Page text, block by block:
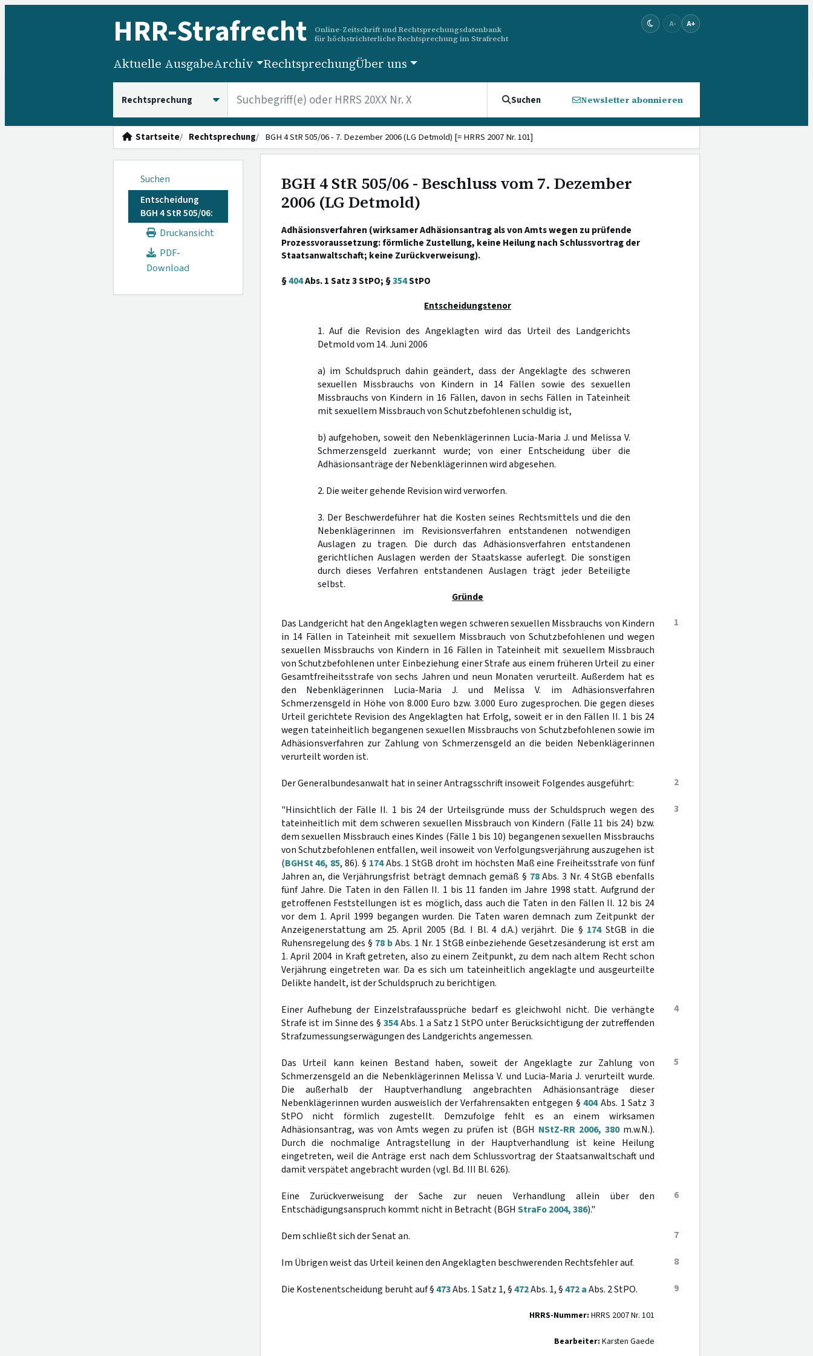
HRR-Strafrecht
Online-Zeitschrift und Rechtsprechungsdatenbank
für höchstrichterliche Rechtsprechung im Strafrecht
A- A+
Aktuelle AusgabeArchiv RechtsprechungÜber uns
Suchen Newsletter abonnieren
Startseite Rechtsprechung BGH 4 StR 505/06 - 7. Dezember 2006 (LG Detmold) [= HRRS 2007 Nr. 101]
Suchen
Entscheidung
BGH 4 StR 505/06:
Druckansicht
PDF-
Download
BGH 4 StR 505/06 - Beschluss vom 7. Dezember
2006 (LG Detmold)
Adhäsionsverfahren (wirksamer Adhäsionsantrag als von Amts wegen zu prüfende
Prozessvoraussetzung: förmliche Zustellung, keine Heilung nach Schlussvortrag der
Staatsanwaltschaft; keine Zurückverweisung).
§404Abs. 1 Satz 3 StPO; §354StPO
Entscheidungstenor
1. Auf die Revision des Angeklagten wird das Urteil des Landgerichts
Detmold vom 14. Juni 2006
a) im Schuldspruch dahin geändert, dass der Angeklagte des schweren
sexuellen Missbrauchs von Kindern in 14 Fällen sowie des sexuellen
Missbrauchs von Kindern in 16 Fällen, davon in sechs Fällen in Tateinheit
mit sexuellem Missbrauch von Schutzbefohlenen schuldig ist,
b) aufgehoben, soweit den Nebenklägerinnen Lucia-Maria J. und Melissa V.
Schmerzensgeld zuerkannt wurde; von einer Entscheidung über die
Adhäsionsanträge der Nebenklägerinnen wird abgesehen.
2. Die weiter gehende Revision wird verworfen.
3. Der Beschwerdeführer hat die Kosten seines Rechtsmittels und die den
Nebenklägerinnen im Revisionsverfahren entstandenen notwendigen
Auslagen zu tragen. Die durch das Adhäsionsverfahren entstandenen
gerichtlichen Auslagen werden der Staatskasse auferlegt. Die sonstigen
durch dieses Verfahren entstandenen Auslagen trägt jeder Beteiligte
selbst.
Gründe
1
Das Landgericht hat den Angeklagten wegen schweren sexuellen Missbrauchs von Kindern
in 14 Fällen in Tateinheit mit sexuellem Missbrauch von Schutzbefohlenen und wegen
sexuellen Missbrauchs von Kindern in 16 Fällen in Tateinheit mit sexuellem Missbrauch
von Schutzbefohlenen unter Einbeziehung einer Strafe aus einem früheren Urteil zu einer
Gesamtfreiheitsstrafe von sechs Jahren und neun Monaten verurteilt. Außerdem hat es
den Nebenklägerinnen Lucia-Maria J. und Melissa V. im Adhäsionsverfahren
Schmerzensgeld in Höhe von 8.000 Euro bzw. 3.000 Euro zugesprochen. Die gegen dieses
Urteil gerichtete Revision des Angeklagten hat Erfolg, soweit er in den Fällen II. 1 bis 24
wegen tateinheitlich begangenen sexuellen Missbrauchs von Schutzbefohlenen sowie im
Adhäsionsverfahren zur Zahlung von Schmerzensgeld an die beiden Nebenklägerinnen
verurteilt worden ist.
2
Der Generalbundesanwalt hat in seiner Antragsschrift insoweit Folgendes ausgeführt:
3
"Hinsichtlich der Fälle II. 1 bis 24 der Urteilsgründe muss der Schuldspruch wegen des
tateinheitlich mit dem schweren sexuellen Missbrauch von Kindern (Fälle 11 bis 24) bzw.
dem sexuellen Missbrauch eines Kindes (Fälle 1 bis 10) begangenen sexuellen Missbrauchs
von Schutzbefohlenen entfallen, weil insoweit von Verfolgungsverjährung auszugehen ist
(BGHSt 46, 85, 86). § 174Abs. 1 StGB droht im höchsten Maß eine Freiheitsstrafe von fünf
Jahren an, die Verjährungsfrist beträgt demnach gemäß § 78Abs. 3 Nr. 4 StGB ebenfalls
fünf Jahre. Die Taten in den Fällen II. 1 bis 11 fanden im Jahre 1998 statt. Aufgrund der
getroffenen Feststellungen ist es möglich, dass auch die Taten in den Fällen II. 12 bis 24
vor dem 1. April 1999 begangen wurden. Die Taten waren demnach zum Zeitpunkt der
Anzeigenerstattung am 25. April 2005 (Bd. I Bl. 4 d.A.) verjährt. Die § 174StGB in die
Ruhensregelung des § 78 bAbs. 1 Nr. 1 StGB einbeziehende Gesetzesänderung ist erst am
1. April 2004 in Kraft getreten, also zu einem Zeitpunkt, zu dem nach altem Recht schon
Verjährung eingetreten war. Da es sich um tateinheitlich angeklagte und ausgeurteilte
Delikte handelt, ist der Schuldspruch zu berichtigen.
4
Einer Aufhebung der Einzelstrafaussprüche bedarf es gleichwohl nicht. Die verhängte
Strafe ist im Sinne des § 354Abs. 1 a Satz 1 StPO unter Berücksichtigung der zutreffenden
Strafzumessungserwägungen des Landgerichts angemessen.
5
Das Urteil kann keinen Bestand haben, soweit der Angeklagte zur Zahlung von
Schmerzensgeld an die Nebenklägerinnen Melissa V. und Lucia-Maria J. verurteilt wurde.
Die außerhalb der Hauptverhandlung angebrachten Adhäsionsanträge dieser
Nebenklägerinnen wurden ausweislich der Verfahrensakten entgegen §404Abs. 1 Satz 3
StPO nicht förmlich zugestellt. Demzufolge fehlt es an einem wirksamen
Adhäsionsantrag, was von Amts wegen zu prüfen ist (BGH NStZ-RR 2006, 380m.w.N.).
Durch die nochmalige Antragstellung in der Hauptverhandlung ist keine Heilung
eingetreten, weil die Anträge erst nach dem Schlussvortrag der Staatsanwaltschaft und
damit verspätet angebracht wurden (vgl. Bd. III Bl. 626).
6
Eine Zurückverweisung der Sache zur neuen Verhandlung allein über den
Entschädigungsanspruch kommt nicht in Betracht (BGH StraFo 2004, 386)."
7
Dem schließt sich der Senat an.
8
Im Übrigen weist das Urteil keinen den Angeklagten beschwerenden Rechtsfehler auf.
9
Die Kostenentscheidung beruht auf §473Abs. 1 Satz 1, §472Abs. 1, §472 aAbs. 2 StPO.
HRRS-Nummer: HRRS 2007 Nr. 101
Bearbeiter: Karsten Gaede